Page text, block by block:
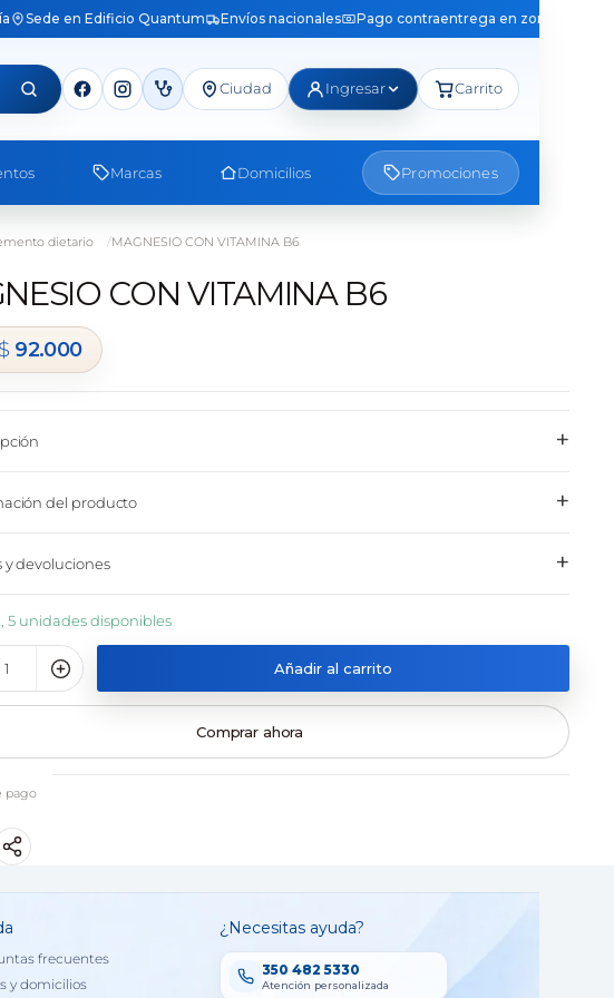
Sede en Edificio Quantum Envíos nacionales Pago contraentrega en zonas
Ciudad Ingresar Carrito
Marcas Domicilios Promociones
dietario MAGNESIO CON VITAMINA B6
CON VITAMINA B6
$ 92.000
+
del producto +
y devoluciones +
5 unidades disponibles
Añadir al carrito
Comprar ahora
pago
frecuentes
y domicilios
¿Necesitas ayuda?
350 482 5330
Atención personalizada